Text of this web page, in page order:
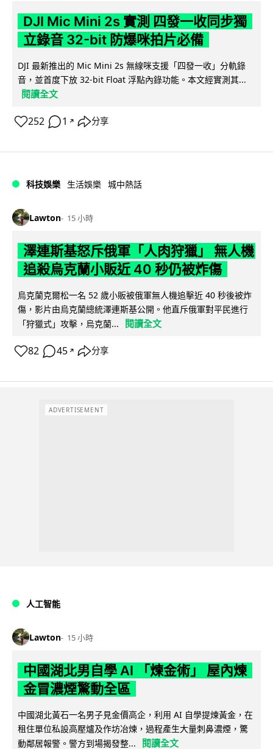
DJI Mic Mini 2s 實測 四發一收同步獨
立錄音 32-bit 防爆咪拍片必備
DJI 最新推出的 Mic Mini 2s 無線咪支援「四發一收」分軌錄
音，並首度下放 32-bit Float 浮點內錄功能。本文經實測其...
閱讀全文
252 1 ↗ 分享
科技娛樂 生活娛樂 城中熱話
Lawton 15 小時
澤連斯基怒斥俄軍「人肉狩獵」 無人機
追殺烏克蘭小販近 40 秒仍被炸傷
烏克蘭克爾松一名 52 歲小販被俄軍無人機追擊近 40 秒後被炸
傷，影片由烏克蘭總統澤連斯基公開。他直斥俄軍對平民進行
「狩獵式」攻擊，烏克蘭...
閱讀全文
82 45 ↗ 分享
ADVERTISEMENT
人工智能
Lawton 15 小時
中國湖北男自學 AI 「煉金術」 屋內煉
金冒濃煙驚動全區
中國湖北黃石一名男子見金價高企，利用 AI 自學提煉黃金，在
租住單位私設高壓爐及作坊冶煉，過程產生大量刺鼻濃煙，驚
動鄰居報警。警方到場揭發整...
閱讀全文